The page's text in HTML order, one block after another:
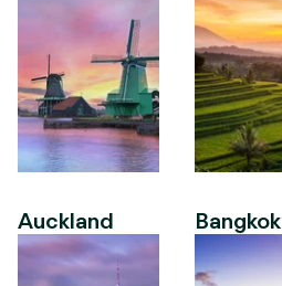
Auckland Bangkok